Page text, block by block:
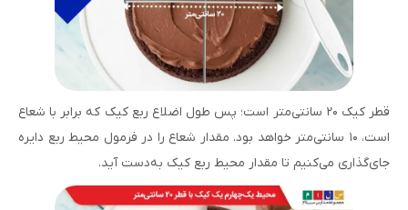
قطر کیک ۲۰ سانتی‌متر است؛ پس طول اضلاع ربع کیک که برابر با شعاع
است، ۱۰ سانتی‌متر خواهد بود. مقدار شعاع را در فرمول محیط ربع دایره
جای‌گذاری می‌کنیم تا مقدار محیط ربع کیک به‌دست آید.